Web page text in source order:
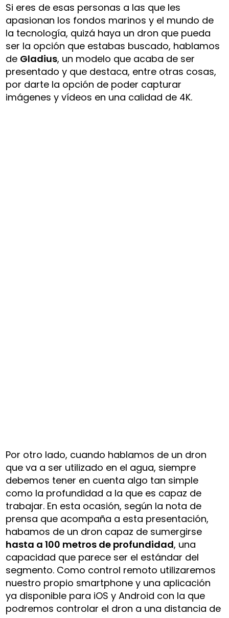
Si eres de esas personas a las que les
apasionan los fondos marinos y el mundo de
la tecnología, quizá haya un dron que pueda
ser la opción que estabas buscado, hablamos
de Gladius, un modelo que acaba de ser
presentado y que destaca, entre otras cosas,
por darte la opción de poder capturar
imágenes y vídeos en una calidad de 4K.
Por otro lado, cuando hablamos de un dron
que va a ser utilizado en el agua, siempre
debemos tener en cuenta algo tan simple
como la profundidad a la que es capaz de
trabajar. En esta ocasión, según la nota de
prensa que acompaña a esta presentación,
habamos de un dron capaz de sumergirse
hasta a 100 metros de profundidad, una
capacidad que parece ser el estándar del
segmento. Como control remoto utilizaremos
nuestro propio smartphone y una aplicación
ya disponible para iOS y Android con la que
podremos controlar el dron a una distancia de